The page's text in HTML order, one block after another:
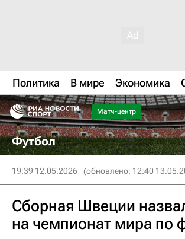
Политика В мире Экономика
Матч-центр
Футбол
19:39 12.05.2026 (обновлено: 12:40
Сборная Швеции
на чемпионат мира по